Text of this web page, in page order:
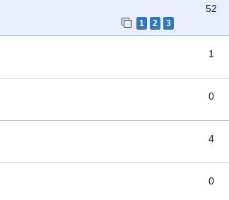
1 2 3
52
1
0
4
0